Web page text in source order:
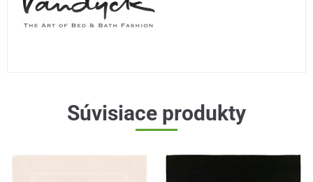
Súvisiace produkty